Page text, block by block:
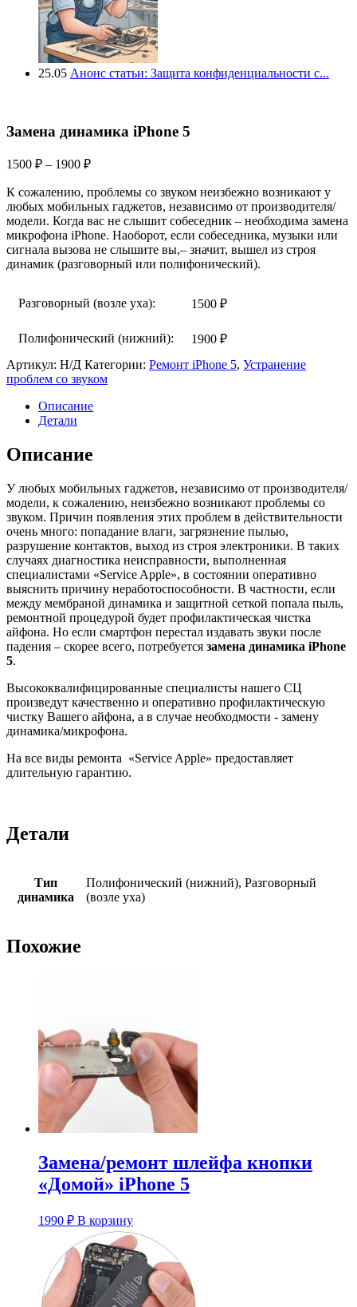
25.05 Анонс статьи: Защита конфиденциальности с...
Замена динамика iPhone 5
1500 ₽ – 1900 ₽Диапазон
1500 ₽
–
1900 ₽
К сожалению, проблемы со звуком неизбежно возникают у
любых мобильных гаджетов, независимо от производителя/
модели. Когда вас не слышит собеседник – необходима замена
микрофона iPhone. Наоборот, если собеседника, музыки или
сигнала вызова не слышите вы,– значит, вышел из строя
динамик (разговорный или полифонический).
Разговорный (возле уха): 1500 ₽
Полифонический (нижний): 1900 ₽
Артикул: Н/Д Категории: Ремонт iPhone 5, Устранение
проблем со звуком
Описание
Детали
Описание
У любых мобильных гаджетов, независимо от производителя/
модели, к сожалению, неизбежно возникают проблемы со
звуком. Причин появления этих проблем в действительности
очень много: попадание влаги, загрязнение пылью,
разрушение контактов, выход из строя электроники. В таких
случаях диагностика неисправности, выполненная
специалистами «Service Apple», в состоянии оперативно
выяснить причину неработоспособности. В частности, если
между мембраной динамика и защитной сеткой попала пыль,
ремонтной процедурой будет профилактическая чистка
айфона. Но если смартфон перестал издавать звуки после
падения – скорее всего, потребуется замена динамика iPhone
5.
Высококвалифицированные специалисты нашего СЦ
произведут качественно и оперативно профилактическую
чистку Вашего айфона, а в случае необходмости - замену
динамика/микрофона.
На все виды ремонта «Service Apple» предоставляет
длительную гарантию.
Детали
Тип
динамика
Полифонический (нижний), Разговорный
(возле уха)
Похожие
Замена/ремонт шлейфа кнопки
«Домой» iPhone 5
1990 ₽ В корзину